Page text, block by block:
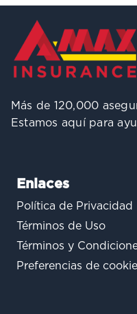
Más de 120,000
Estamos aquí para
Enlaces
Política de Privacidad
Términos de Uso
Términos y
Preferencias de